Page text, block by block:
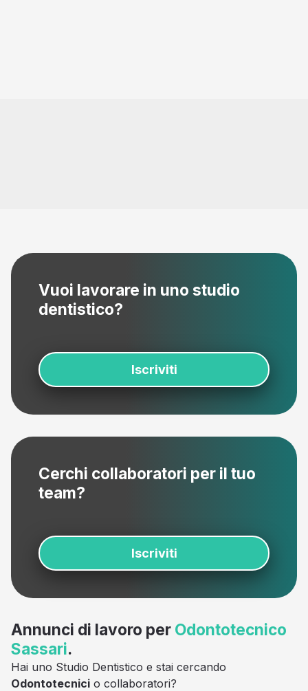
Vuoi lavorare in uno studio
dentistico?
Iscriviti
Cerchi collaboratori per il tuo
team?
Iscriviti
Annunci di lavoro per Odontotecnico
Sassari.
Hai uno Studio Dentistico e stai cercando
Odontotecnici o collaboratori?